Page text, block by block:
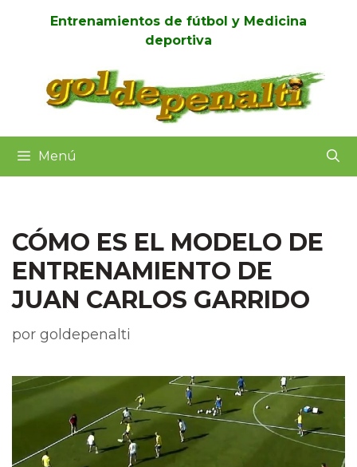
Entrenamientos de fútbol y Medicina
deportiva
Menú
CÓMO ES EL MODELO DE
ENTRENAMIENTO DE
JUAN CARLOS GARRIDO
por goldepenalti